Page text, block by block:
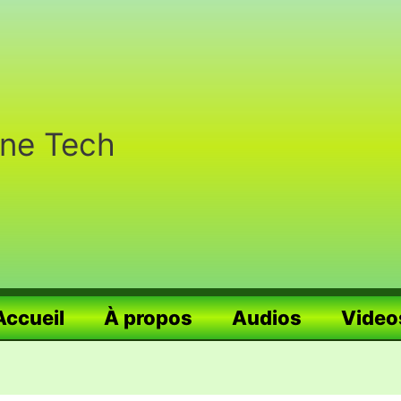
Tech
À propos Audios